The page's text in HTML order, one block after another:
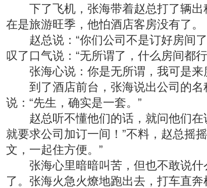
下了飞机，张海带着赵总打了辆出
在是旅游旺季，他怕酒店客房没有了。
赵总说：“你们公司不是订好房间了
叹了口气说：“无所谓了，什么房间都
张海心说：你是无所谓，我可是来
到了酒店前台，张海说出公司的名
说：“先生，确实是一套。”
赵总听不懂他们的话，就问他们在
就要求公司加订一间！”不料，赵总摇
文，一起住方便。”
张海心里暗暗叫苦，但也不敢说什
了。张海火急火燎地跑出去，打车直奔